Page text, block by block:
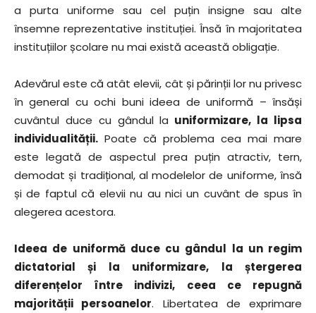
a purta uniforme sau cel puțin insigne sau alte
însemne reprezentative instituției. Însă în majoritatea
instituțiilor școlare nu mai există această obligație.
Adevărul este că atât elevii, cât și părinții lor nu privesc
în general cu ochi buni ideea de uniformă – însăși
cuvântul duce cu gândul la uniformizare, la lipsa
individualității. Poate că problema cea mai mare
este legată de aspectul prea puțin atractiv, tern,
demodat și tradițional, al modelelor de uniforme, însă
și de faptul că elevii nu au nici un cuvânt de spus în
alegerea acestora.
Ideea de uniformă duce cu gândul la un regim
dictatorial și la uniformizare, la ștergerea
diferențelor între indivizi, ceea ce repugnă
majorității persoanelor. Libertatea de exprimare